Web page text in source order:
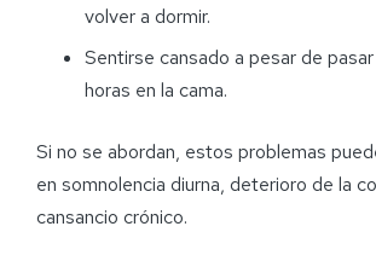
volver a dormir.
Sentirse cansado a pesar de
horas en la cama.
Si no se abordan, estos problemas
en somnolencia diurna, deterioro de la
cansancio crónico.